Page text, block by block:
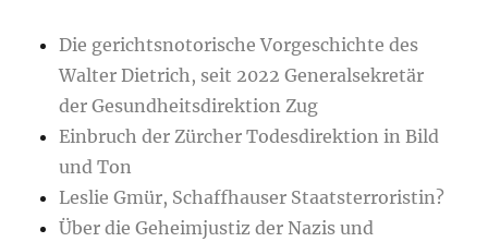
Die gerichtsnotorische Vorgeschichte des
Walter Dietrich, seit 2022 Generalsekretär
der Gesundheitsdirektion Zug
Einbruch der Zürcher Todesdirektion in Bild
und Ton
Leslie Gmür, Schaffhauser Staatsterroristin?
Über die Geheimjustiz der Nazis und